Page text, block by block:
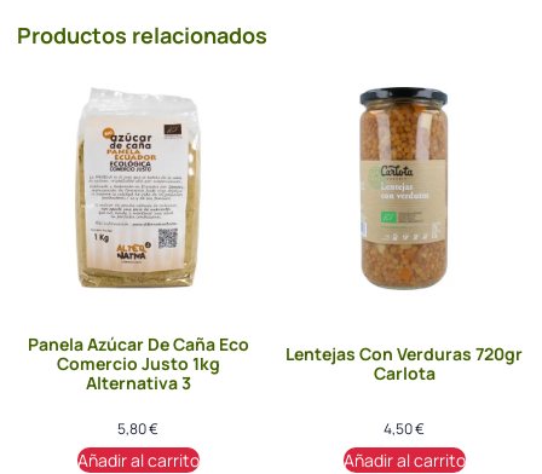
Productos relacionados
Panela Azúcar De Caña Eco
Comercio Justo 1kg
Alternativa 3
5,80€
Añadir al carrito
Lentejas Con Verduras 720gr
Carlota
4,50€
Añadir al carrito